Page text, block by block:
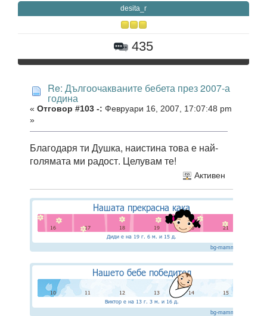
desita_r
435
Re: Дългоочакваните бебета през 2007-а
година
« Отговор #103 -: Февруари 16, 2007, 17:07:48 pm
»
Благодаря ти Душка, наистина това е най-
голямата ми радост. Целувам те!
Активен